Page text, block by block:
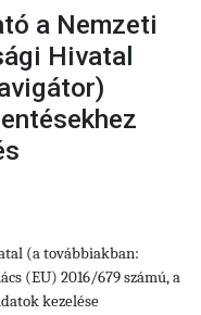
a Nemzeti
Hivatal
(a továbbiakban:
(EU) 2016/679 számú, a
kezelése